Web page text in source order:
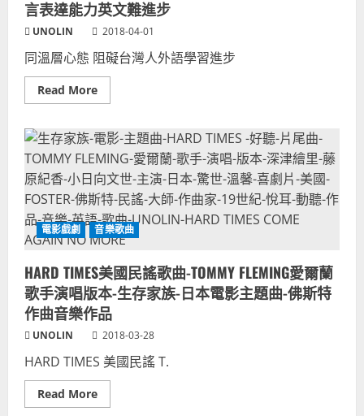
題
曲-
深
繪
里/
藤
原
紀
演
日
本
電
影
歌
曲-
美
國
民
音
樂
大
師
佛
斯
特
作
品
言表達能力英文難進步
UNOLIN 2018-04-01
同溫層心態 阻礙台灣人外語學習進步
Read MoreRead
more
語
外
語
學
習
障
礙！
同
溫
層
現
台
灣
人
自
我
設
限-
適
圈
心
態-
聊
電影戲劇 音樂歌曲
HARD TIMES美國民謠歌曲-TOMMY FLEMING愛爾蘭
歌手演唱版本-生存家族-日本電影主題曲-佛斯特
作曲音樂作品
UNOLIN 2018-03-28
HARD TIMES 美國民謠 T.
Read MoreRead
more